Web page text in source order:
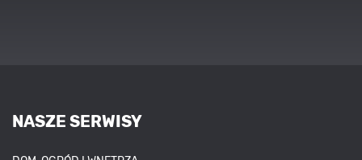
NASZE SERWISY